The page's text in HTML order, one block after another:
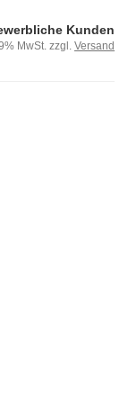
Kunden
MwSt. zzgl. Versand